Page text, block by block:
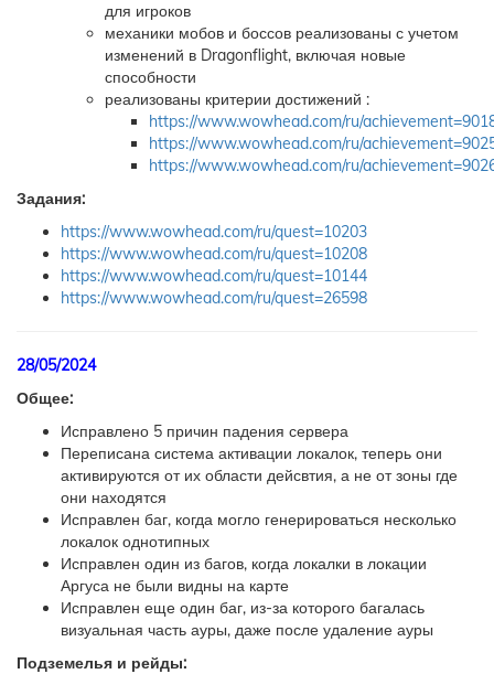
для игроков
механики мобов и боссов реализованы с учетом
изменений в Dragonflight, включая новые
способности
реализованы критерии достижений :
https://www.wowhead.com/ru/
https://www.wowhead.com/ru/
https://www.wowhead.com/ru/
Задания:
https://www.wowhead.com/ru/quest=10203
https://www.wowhead.com/ru/quest=10208
https://www.wowhead.com/ru/quest=10144
https://www.wowhead.com/ru/quest=26598
28/05/2024
Общее:
Исправлено 5 причин падения сервера
Переписана система активации локалок, теперь они
активируются от их области дейсвтия, а не от зоны где
они находятся
Исправлен баг, когда могло генерироваться несколько
локалок однотипных
Исправлен один из багов, когда локалки в локации
Аргуса не были видны на карте
Исправлен еще один баг, из-за которого багалась
визуальная часть ауры, даже после удаление ауры
Подземелья и рейды: